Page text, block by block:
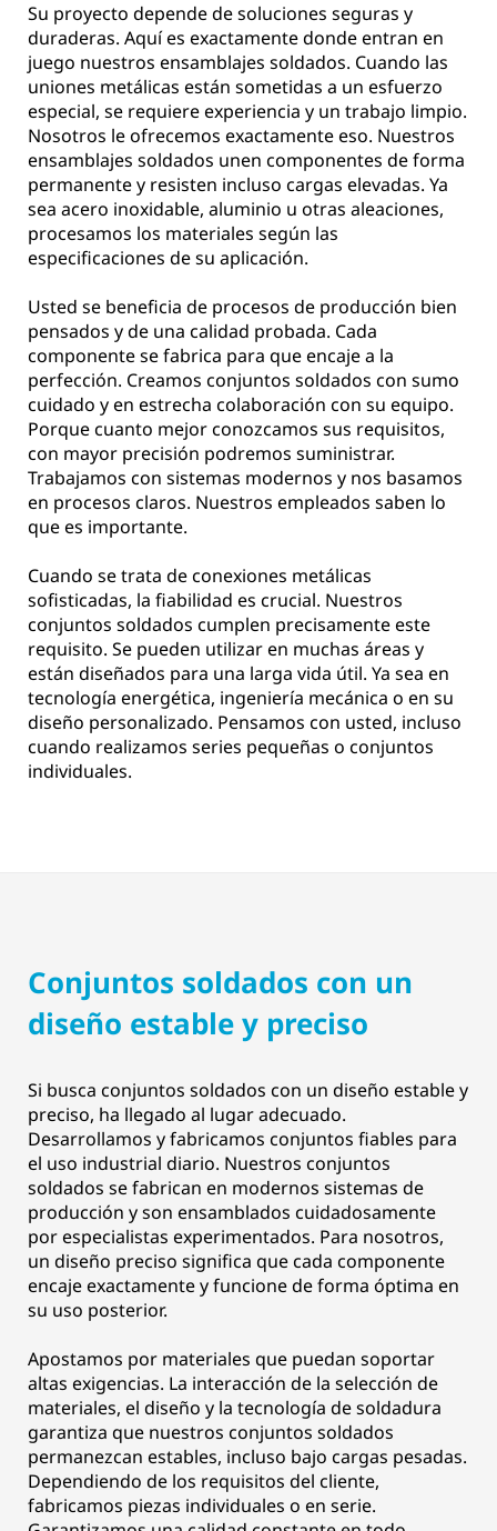
Su proyecto depende de soluciones seguras y
duraderas. Aquí es exactamente donde entran en
juego nuestros ensamblajes soldados. Cuando las
uniones metálicas están sometidas a un esfuerzo
especial, se requiere experiencia y un trabajo limpio.
Nosotros le ofrecemos exactamente eso. Nuestros
ensamblajes soldados unen componentes de forma
permanente y resisten incluso cargas elevadas. Ya
sea acero inoxidable, aluminio u otras aleaciones,
procesamos los materiales según las
especificaciones de su aplicación.
Usted se beneficia de procesos de producción bien
pensados y de una calidad probada. Cada
componente se fabrica para que encaje a la
perfección. Creamos conjuntos soldados con sumo
cuidado y en estrecha colaboración con su equipo.
Porque cuanto mejor conozcamos sus requisitos,
con mayor precisión podremos suministrar.
Trabajamos con sistemas modernos y nos basamos
en procesos claros. Nuestros empleados saben lo
que es importante.
Cuando se trata de conexiones metálicas
sofisticadas, la fiabilidad es crucial. Nuestros
conjuntos soldados cumplen precisamente este
requisito. Se pueden utilizar en muchas áreas y
están diseñados para una larga vida útil. Ya sea en
tecnología energética, ingeniería mecánica o en su
diseño personalizado. Pensamos con usted, incluso
cuando realizamos series pequeñas o conjuntos
individuales.
Conjuntos soldados con un
diseño estable y preciso
Si busca conjuntos soldados con un diseño estable y
preciso, ha llegado al lugar adecuado.
Desarrollamos y fabricamos conjuntos fiables para
el uso industrial diario. Nuestros conjuntos
soldados se fabrican en modernos sistemas de
producción y son ensamblados cuidadosamente
por especialistas experimentados. Para nosotros,
un diseño preciso significa que cada componente
encaje exactamente y funcione de forma óptima en
su uso posterior.
Apostamos por materiales que puedan soportar
altas exigencias. La interacción de la selección de
materiales, el diseño y la tecnología de soldadura
garantiza que nuestros conjuntos soldados
permanezcan estables, incluso bajo cargas pesadas.
Dependiendo de los requisitos del cliente,
fabricamos piezas individuales o en serie.